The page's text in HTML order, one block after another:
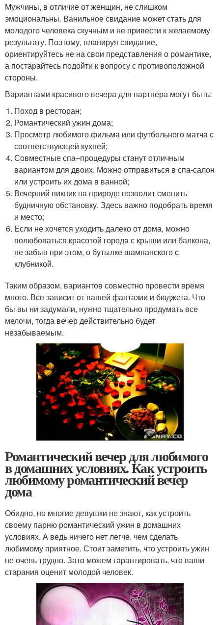
Мужчины, в отличие от женщин, не слишком
эмоциональны. Ванильное свидание может стать для
молодого человека скучным и не привести к желаемому
результату. Поэтому, планируя свидание,
ориентируйтесь не на свои представления о романтике,
а постарайтесь подойти к вопросу с противоположной
стороны.
Вариантами красивого вечера для партнера могут быть:
Поход в ресторан;
Романтический ужин дома;
Просмотр любимого фильма или футбольного матча с
соответствующей кухней;
Совместные спа–процедуры станут отличным
вариантом для двоих. Можно отправиться в спа-салон
или устроить их дома в ванной;
Вечерний пикник на природе позволит сменить
будничную обстановку. Здесь важно подобрать время
и место;
Если не хочется уходить далеко от дома, можно
полюбоваться красотой города с крыши или балкона,
не забыв при этом, о бутылке шампанского с
клубникой.
Таким образом, вариантов совместно провести время
много. Все зависит от вашей фантазии и бюджета. Что
бы вы ни задумали, нужно тщательно продумать все
мелочи, тогда вечер действительно будет
незабываемым.
Романтический вечер для любимого
в домашних условиях. Как устроить
любимому романтический вечер
дома
Обидно, но многие девушки не знают, как устроить
своему парню романтический ужин в домашних
условиях. А ведь ничего нет легче, чем сделать
любимому приятное. Стоит заметить, что устроить ужин
не очень трудно. Зато можем гарантировать, что ваши
старания оценит молодой человек.